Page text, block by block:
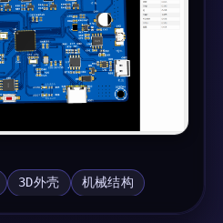
3D外壳 机械结构